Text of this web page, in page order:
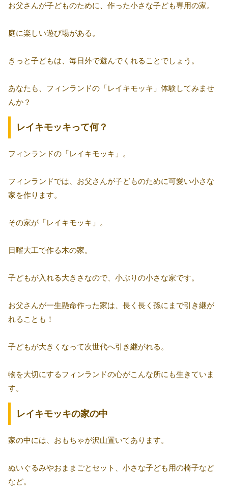
お父さんが子どものために、作った小さな子ども専用の家。
庭に楽しい遊び場がある。
きっと子どもは、毎日外で遊んでくれることでしょう。
あなたも、フィンランドの「レイキモッキ」体験してみませ
んか？
レイキモッキって何？
フィンランドの「レイキモッキ」。
フィンランドでは、お父さんが子どものために可愛い小さな
家を作ります。
その家が「レイキモッキ」。
日曜大工で作る木の家。
子どもが入れる大きさなので、小ぶりの小さな家です。
お父さんが一生懸命作った家は、長く長く孫にまで引き継が
れることも！
子どもが大きくなって次世代へ引き継がれる。
物を大切にするフィンランドの心がこんな所にも生きていま
す。
レイキモッキの家の中
家の中には、おもちゃが沢山置いてあります。
ぬいぐるみやおままごとセット、小さな子ども用の椅子など
など。